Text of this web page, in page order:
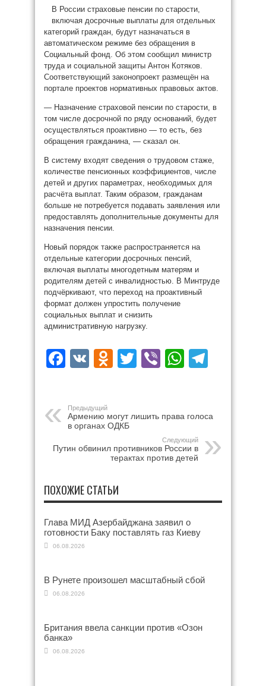
В России страховые пенсии по старости,
включая досрочные выплаты для отдельных
категорий граждан, будут назначаться в
автоматическом режиме без обращения в
Социальный фонд. Об этом сообщил министр
труда и социальной защиты Антон Котяков.
Соответствующий законопроект размещён на
портале проектов нормативных правовых актов.
— Назначение страховой пенсии по старости, в
том числе досрочной по ряду оснований, будет
осуществляться проактивно — то есть, без
обращения гражданина, — сказал он.
В систему входят сведения о трудовом стаже,
количестве пенсионных коэффициентов, числе
детей и других параметрах, необходимых для
расчёта выплат. Таким образом, гражданам
больше не потребуется подавать заявления или
предоставлять дополнительные документы для
назначения пенсии.
Новый порядок также распространяется на
отдельные категории досрочных пенсий,
включая выплаты многодетным матерям и
родителям детей с инвалидностью. В Минтруде
подчёркивают, что переход на проактивный
формат должен упростить получение
социальных выплат и снизить
административную нагрузку.
Facebook
VK Odnoklassniki
Twitter
Viber
Предыдущий
Армению могут лишить права голоса
в органах ОДКБ
Следующий
Путин обвинил противников России в
терактах против детей
ПОХОЖИЕ СТАТЬИ
Глава МИД Азербайджана заявил о
готовности Баку поставлять газ Киеву
06.08.2026
В Рунете произошел масштабный сбой
06.08.2026
Британия ввела санкции против «Озон
банка»
06.08.2026